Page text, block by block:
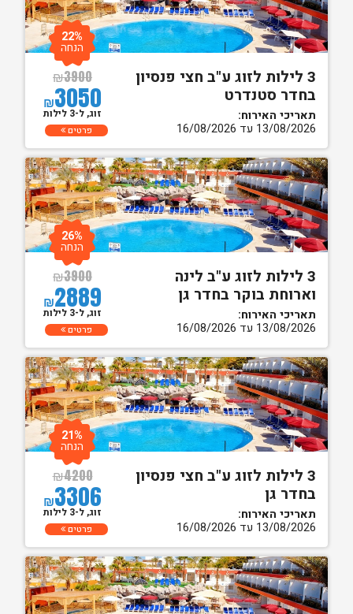
3 לילות לזוג ע"ב חצי פנסיון
בחדר סטנדרט
תאריכי האירוח:
13/08/2026 עד 16/08/2026
₪3900
₪3050
22%
הנחה
זוג, ל-3 לילות
פרטים
3 לילות לזוג ע"ב לינה
וארוחת בוקר בחדר גן
תאריכי האירוח:
13/08/2026 עד 16/08/2026
₪3900
₪2889
26%
הנחה
זוג, ל-3 לילות
פרטים
3 לילות לזוג ע"ב חצי פנסיון
בחדר גן
תאריכי האירוח:
13/08/2026 עד 16/08/2026
₪4200
₪3306
21%
הנחה
זוג, ל-3 לילות
פרטים